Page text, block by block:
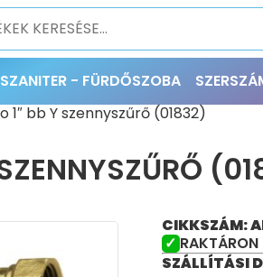
SZANITER - FÜRDŐSZOBA
1″ bb Y szennyszűrő (01832)
CIKKSZÁM:
RAKTÁRON
SZÁLLÍTÁSI